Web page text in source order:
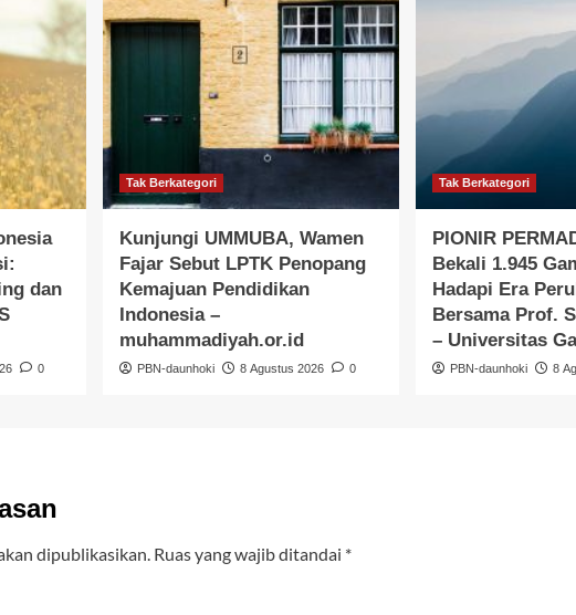
dan
0
Tak Berkategori
Kunjungi UMMUBA, Wamen
Fajar Sebut LPTK Penopang
Kemajuan Pendidikan
Indonesia –
muhammadiyah.or.id
PBN-daunhoki 8 Agustus 2026 0
Tak Berkategori
PIONIR
Bekali 1.945
Hadapi Era
Bersama Prof.
– Universitas
PBN-daunhoki 8
dipublikasikan. Ruas yang wajib ditandai *